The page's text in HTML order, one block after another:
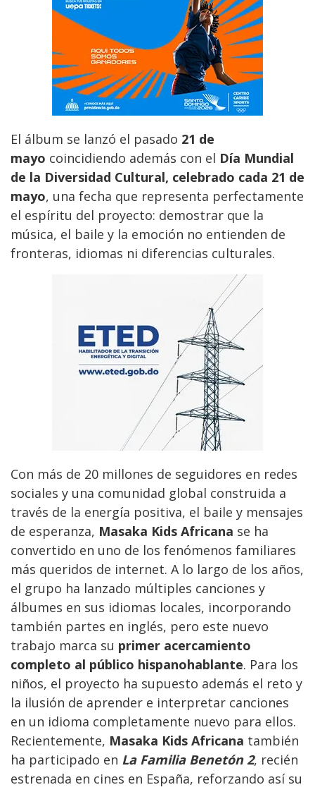
El álbum se lanzó el pasado 21 de
mayo coincidiendo además con el Día Mundial
de la Diversidad Cultural, celebrado cada 21 de
mayo, una fecha que representa perfectamente
el espíritu del proyecto: demostrar que la
música, el baile y la emoción no entienden de
fronteras, idiomas ni diferencias culturales.
Con más de 20 millones de seguidores en redes
sociales y una comunidad global construida a
través de la energía positiva, el baile y mensajes
de esperanza, Masaka Kids Africana se ha
convertido en uno de los fenómenos familiares
más queridos de internet. A lo largo de los años,
el grupo ha lanzado múltiples canciones y
álbumes en sus idiomas locales, incorporando
también partes en inglés, pero este nuevo
trabajo marca su primer acercamiento
completo al público hispanohablante. Para los
niños, el proyecto ha supuesto además el reto y
la ilusión de aprender e interpretar canciones
en un idioma completamente nuevo para ellos.
Recientemente, Masaka Kids Africana también
ha participado en La Familia Benetón 2, recién
estrenada en cines en España, reforzando así su